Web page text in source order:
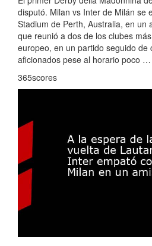
disputó. Milan vs Inter de Milán se
Stadium de Perth, Australia, en un
que reunió a dos de los clubes
europeo, en un partido seguido de
aficionados pese al horario poco …
365scores